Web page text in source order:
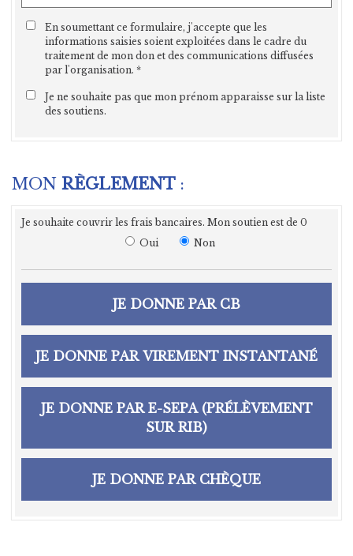
En soumettant ce formulaire, j'accepte que les
informations saisies soient exploitées dans le cadre du
traitement de mon don et des communications diffusées
par l'organisation.
Je ne souhaite pas que mon prénom apparaisse sur la liste
des soutiens.
MON RÈGLEMENT :
Je souhaite couvrir les frais bancaires. Mon soutien est de 0
Souhaitez-vous prendre en charge
Oui Non
JE DONNE PAR CB
JE DONNE PAR VIREMENT INSTANTANÉ
JE DONNE PAR E-SEPA (PRÉLÈVEMENT
SUR RIB)
JE DONNE PAR CHÈQUE